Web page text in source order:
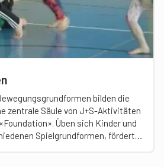
bilden die
zentrale Säule von J+S-Aktivitäten
Üben sich Kinder und
Spielgrundformen, fördert